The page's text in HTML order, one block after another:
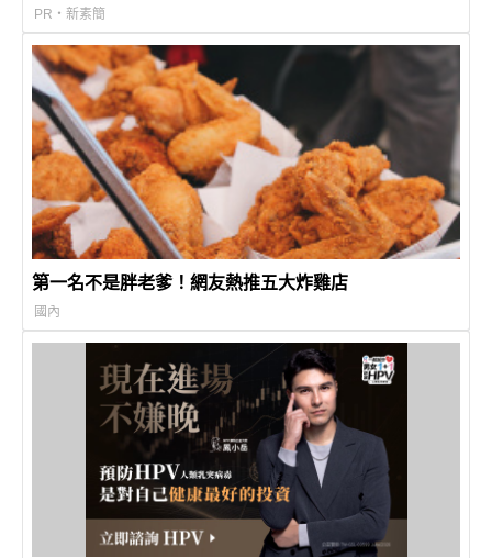
PR・新素簡
第一名不是胖老爹！網友熱推五大炸雞店
國內